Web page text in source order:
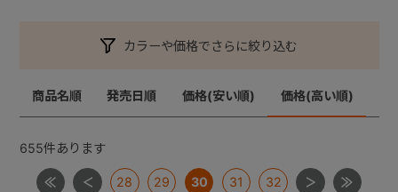
クルムーヴスマート・クルムーヴスマートＩＳＯＦＩＸ
ジョイトリップアドバンスＩＳＯＦＩＸ
ムーブフィットジュニア
カラーや価格でさらに絞り込む
商品名順 発売日順 価格(安い順) 価格(高い順)
655件あります
28 29 30 31 32